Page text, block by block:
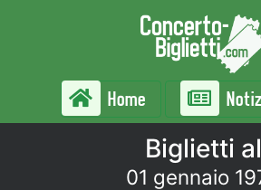
Home
Biglietti al
01 gennaio